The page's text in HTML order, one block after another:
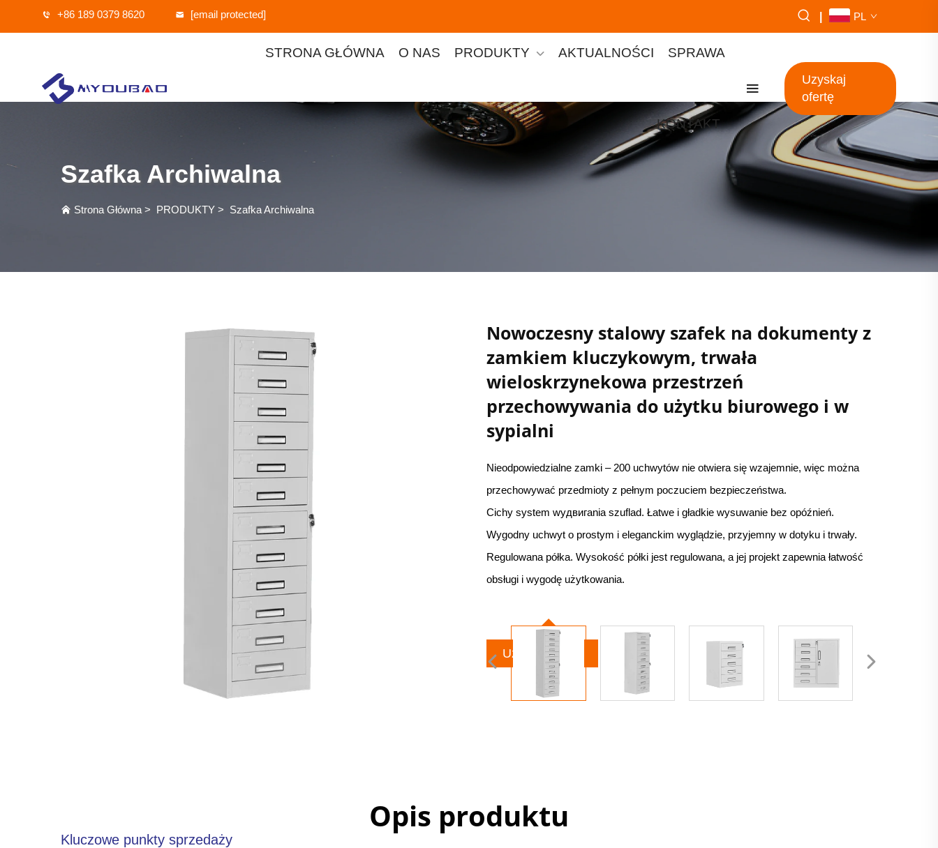
+86 189 0379 8620 [email protected] PL
STRONA GŁÓWNA O NAS PRODUKTY AKTUALNOŚCI SPRAWA
KONTAKT
Uzyskaj
ofertę
Szafka Archiwalna
Strona Główna > PRODUKTY > Szafka Archiwalna
Nowoczesny stalowy szafek na dokumenty z
zamkiem kluczykowym, trwała
wieloskrzynekowa przestrzeń
przechowywania do użytku biurowego i w
sypialni
Nieodpowiedzialne zamki – 200 uchwytów nie otwiera się wzajemnie, więc można
przechowywać przedmioty z pełnym poczuciem bezpieczeństwa.
Cichy system wyдвигania szuflad. Łatwe i gładkie wysuwanie bez opóźnień.
Wygodny uchwyt o prostym i eleganckim wyglądzie, przyjemny w dotyku i trwały.
Regulowana półka. Wysokość półki jest regulowana, a jej projekt zapewnia łatwość
obsługi i wygodę użytkowania.
Uzyskaj ofertę
Opis produktu
Kluczowe punkty sprzedaży